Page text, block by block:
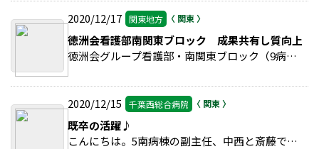
2020/12/17 関東地方
徳洲会看護部南関東ブロック 成果共有し質向上へ
徳洲会グループ看護部・南関東ブロック（9病院）は11月14日、湘南藤沢徳洲会病院（神奈川県）で業務改善発表会を開催した。 >>続きを読む
2020/12/15 千葉西総合病院
既卒の活躍♪
こんにちは。5南病棟の副主任、中西と斎藤です。 >>続きを読む